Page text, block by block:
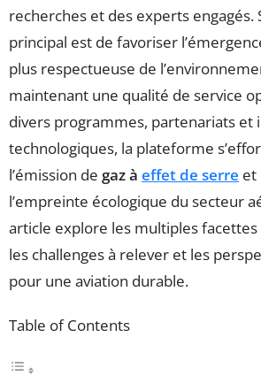
recherches et des experts engagés.
principal est de favoriser
plus respectueuse de
maintenant une qualité de service
divers programmes, partenariats et
technologiques, la plateforme
l’émission de gaz à effet de serre et
l’empreinte écologique du secteur
article explore les multiples
les challenges à relever et les
pour une aviation durable.
Table of Contents